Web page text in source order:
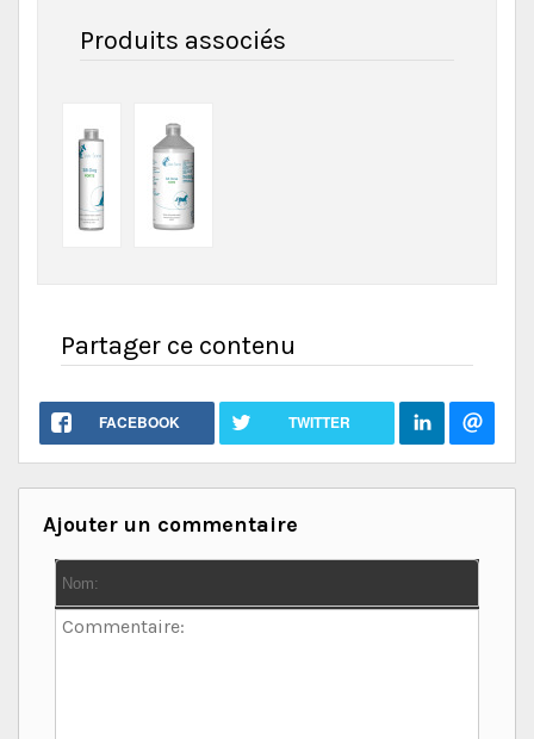
Produits associés
Partager ce contenu
FACEBOOK TWITTER
Ajouter un commentaire